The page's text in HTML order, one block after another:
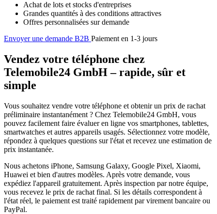
Achat de lots et stocks d'entreprises
Grandes quantités à des conditions attractives
Offres personnalisées sur demande
Envoyer une demande B2B Paiement en 1-3 jours
Vendez votre téléphone chez
Telemobile24 GmbH – rapide, sûr et
simple
Vous souhaitez vendre votre téléphone et obtenir un prix de rachat
préliminaire instantanément ? Chez Telemobile24 GmbH, vous
pouvez facilement faire évaluer en ligne vos smartphones, tablettes,
smartwatches et autres appareils usagés. Sélectionnez votre modèle,
répondez à quelques questions sur l'état et recevez une estimation de
prix instantanée.
Nous achetons iPhone, Samsung Galaxy, Google Pixel, Xiaomi,
Huawei et bien d'autres modèles. Après votre demande, vous
expédiez l'appareil gratuitement. Après inspection par notre équipe,
vous recevez le prix de rachat final. Si les détails correspondent à
l'état réel, le paiement est traité rapidement par virement bancaire ou
PayPal.